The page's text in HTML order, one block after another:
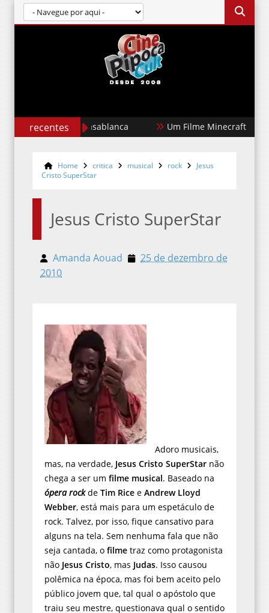
recentes Um Filme Minecraft Garota
Home critica musical rock
Jesus
Cristo SuperStar
Jesus Cristo SuperStar
Amanda Aouad
25 de dezembro de
2010
Adoro musicais,
mas, na verdade, Jesus Cristo SuperStar não
chega a ser um filme musical . Baseado na
ópera rockde Tim Rice e Andrew Lloyd
Webber , está mais para um espetáculo de
rock. Talvez, por isso, fique cansativo para
alguns na tela. Sem nenhuma fala que não
seja cantada, o filme traz como protagonista
não Jesus Cristo , mas Judas . Isso causou
polêmica na época, mas foi bem aceito pelo
público jovem que, tal qual o apóstolo que
traiu seu mestre, questionava qual o sentido